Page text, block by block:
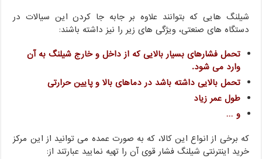
شیلنگ هایی که بتوانند علاوه بر جابه جا کردن این سیالات در
دستگاه های صنعتی، ویژگی های زیر را نیز داشته باشند:
تحمل فشارهای بسیار بالایی که از داخل و خارج شیلنگ به آن
وارد می شود.
تحمل بالایی داشته باشد در دماهای بالا و پایین حرارتی
طول عمر زیاد
و …
که برخی از انواع این کالا، که به صورت عمده می توانید از این مرکز
خرید اینترنتی شیلنگ فشار قوی آن را تهیه نمایید عبارتند از: